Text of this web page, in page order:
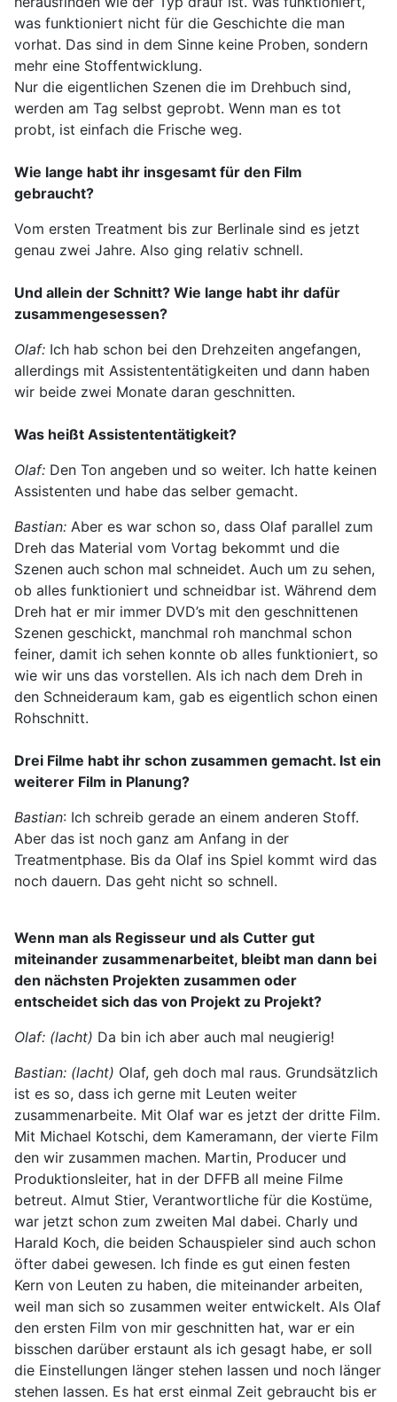
was funktioniert nicht für die Geschichte die man
vorhat. Das sind in dem Sinne keine Proben, sondern
mehr eine Stoffentwicklung.
Nur die eigentlichen Szenen die im Drehbuch sind,
werden am Tag selbst geprobt. Wenn man es tot
probt, ist einfach die Frische weg.
Wie lange habt ihr insgesamt für den Film
gebraucht?
Vom ersten Treatment bis zur Berlinale sind es jetzt
genau zwei Jahre. Also ging relativ schnell.
Und allein der Schnitt? Wie lange habt ihr dafür
zusammengesessen?
Olaf: Ich hab schon bei den Drehzeiten angefangen,
allerdings mit Assistententätigkeiten und dann haben
wir beide zwei Monate daran geschnitten.
Was heißt Assistententätigkeit?
Olaf: Den Ton angeben und so weiter. Ich hatte keinen
Assistenten und habe das selber gemacht.
Bastian: Aber es war schon so, dass Olaf parallel zum
Dreh das Material vom Vortag bekommt und die
Szenen auch schon mal schneidet. Auch um zu sehen,
ob alles funktioniert und schneidbar ist. Während dem
Dreh hat er mir immer DVD’s mit den geschnittenen
Szenen geschickt, manchmal roh manchmal schon
feiner, damit ich sehen konnte ob alles funktioniert, so
wie wir uns das vorstellen. Als ich nach dem Dreh in
den Schneideraum kam, gab es eigentlich schon einen
Rohschnitt.
Drei Filme habt ihr schon zusammen gemacht. Ist ein
weiterer Film in Planung?
Bastian: Ich schreib gerade an einem anderen Stoff.
Aber das ist noch ganz am Anfang in der
Treatmentphase. Bis da Olaf ins Spiel kommt wird das
noch dauern. Das geht nicht so schnell.
Wenn man als Regisseur und als Cutter gut
miteinander zusammenarbeitet, bleibt man dann bei
den nächsten Projekten zusammen oder
entscheidet sich das von Projekt zu Projekt?
Olaf: (lacht) Da bin ich aber auch mal neugierig!
Bastian: (lacht) Olaf, geh doch mal raus. Grundsätzlich
ist es so, dass ich gerne mit Leuten weiter
zusammenarbeite. Mit Olaf war es jetzt der dritte Film.
Mit Michael Kotschi, dem Kameramann, der vierte Film
den wir zusammen machen. Martin, Producer und
Produktionsleiter, hat in der DFFB all meine Filme
betreut. Almut Stier, Verantwortliche für die Kostüme,
war jetzt schon zum zweiten Mal dabei. Charly und
Harald Koch, die beiden Schauspieler sind auch schon
öfter dabei gewesen. Ich finde es gut einen festen
Kern von Leuten zu haben, die miteinander arbeiten,
weil man sich so zusammen weiter entwickelt. Als Olaf
den ersten Film von mir geschnitten hat, war er ein
bisschen darüber erstaunt als ich gesagt habe, er soll
die Einstellungen länger stehen lassen und noch länger
stehen lassen. Es hat erst einmal Zeit gebraucht bis er